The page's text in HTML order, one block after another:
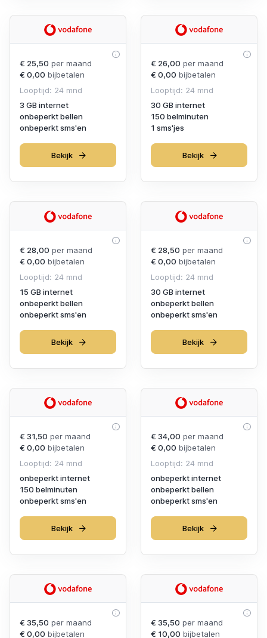
€ 25,50 per maand
€ 0,00 bijbetalen
Looptijd: 24 mnd
3 GB internet
onbeperkt bellen
onbeperkt sms'en
Bekijk
€ 26,00 per maand
€ 0,00 bijbetalen
Looptijd: 24 mnd
30 GB internet
150 belminuten
1 sms'jes
Bekijk
€ 28,00 per maand
€ 0,00 bijbetalen
Looptijd: 24 mnd
15 GB internet
onbeperkt bellen
onbeperkt sms'en
Bekijk
€ 28,50 per maand
€ 0,00 bijbetalen
Looptijd: 24 mnd
30 GB internet
onbeperkt bellen
onbeperkt sms'en
Bekijk
€ 31,50 per maand
€ 0,00 bijbetalen
Looptijd: 24 mnd
onbeperkt internet
150 belminuten
onbeperkt sms'en
Bekijk
€ 34,00 per maand
€ 0,00 bijbetalen
Looptijd: 24 mnd
onbeperkt internet
onbeperkt bellen
onbeperkt sms'en
Bekijk
€ 35,50 per maand
€ 0,00 bijbetalen
€ 35,50 per maand
€ 10,00 bijbetalen